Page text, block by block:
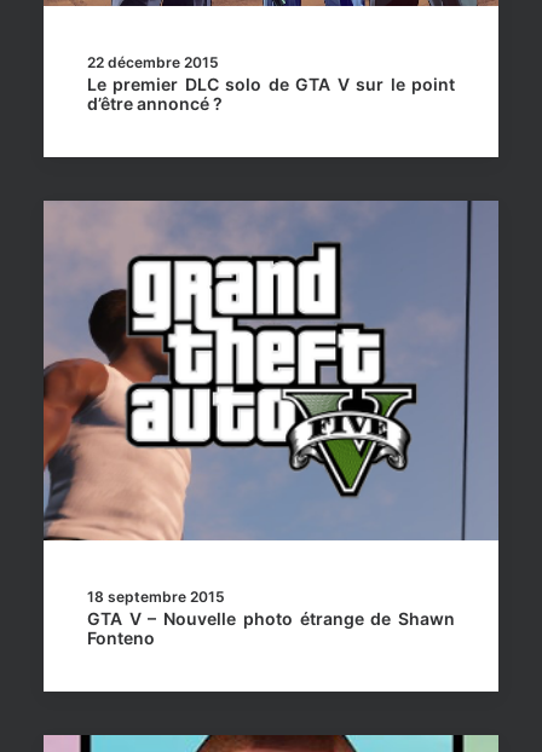
22 décembre 2015
Le premier DLC solo de GTA V sur le point
d’être annoncé ?
18 septembre 2015
GTA V – Nouvelle photo étrange de Shawn
Fonteno